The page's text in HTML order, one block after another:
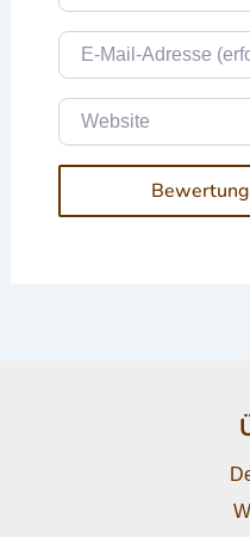
E-Mail
Website